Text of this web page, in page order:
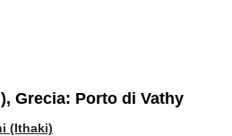
Grecia: Porto di Vathy
(Ithaki)